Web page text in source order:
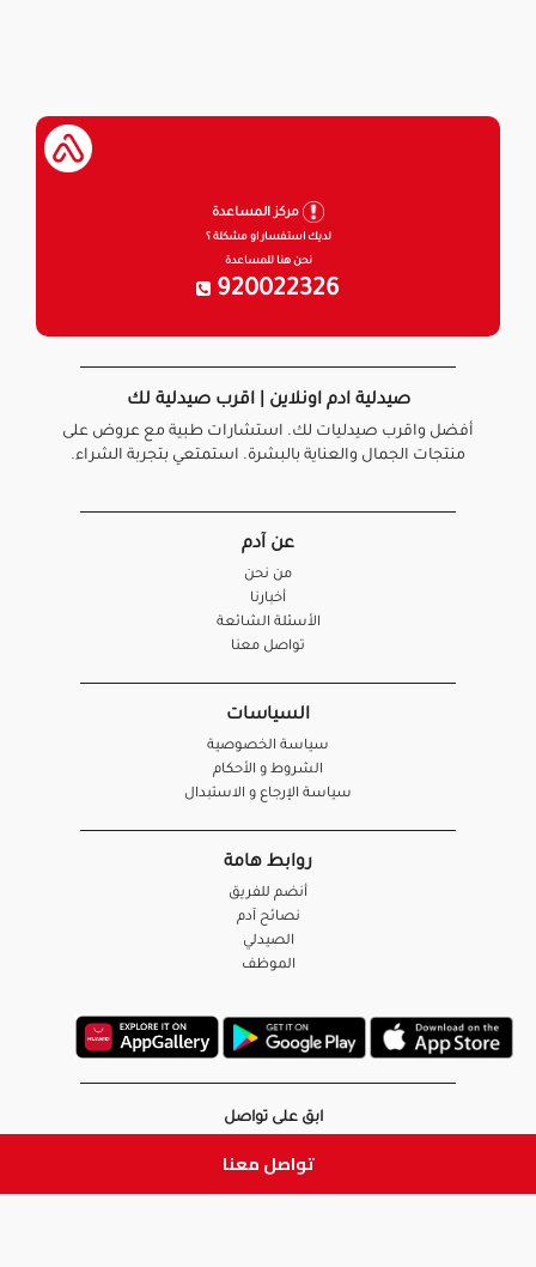
تواصل معنا
مركز المساعدة
لديك استفسار او مشكلة ؟
نحن هنا للمساعدة
920022326
صيدلية ادم اونلاين | اقرب صيدلية لك
أفضل واقرب صيدليات لك. استشارات طبية مع عروض على
منتجات الجمال والعناية بالبشرة. استمتعي بتجربة الشراء.
عن آدم
من نحن
أخبارنا
الأسئلة الشائعة
تواصل معنا
السياسات
سياسة الخصوصية
الشروط و الأحكام
سياسة الإرجاع و الاستبدال
روابط هامة
أنضم للفريق
نصائح آدم
الصيدلي
الموظف
ابق على تواصل